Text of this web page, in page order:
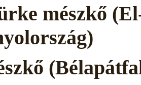
mészkő